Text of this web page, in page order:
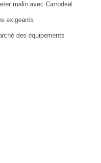
malin avec Carrodeal
exigeants
des équipements